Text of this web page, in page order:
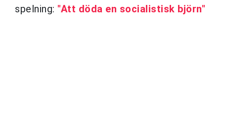
spelning: "Att döda en socialistisk björn"